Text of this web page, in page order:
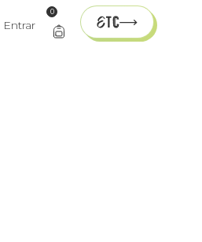
Entrar
0